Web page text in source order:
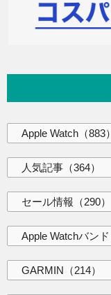
Apple Watch （883）
人気記事 （364）
セール情報 （290）
Apple Watchバンド
GARMIN （214）